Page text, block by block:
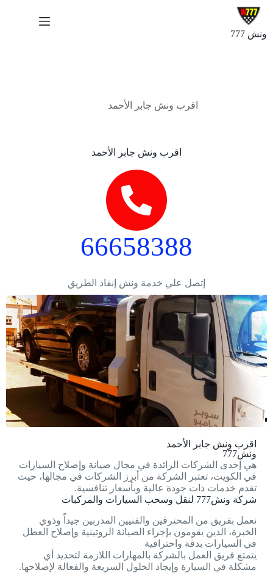
ونش 777
اقرب ونش جابر الأحمد
اقرب ونش جابر الأحمد
66658388
إتصل علي خدمة ونش إنقاذ الطريق
اقرب ونش جابر الأحمد
ونش777
هي إحدى الشركات الرائدة في مجال صيانة وإصلاح السيارات
في الكويت، تعتبر الشركة من أبرز الشركات في مجالها، حيث
تقدم خدمات ذات جودة عالية وبأسعار تنافسية.
شركة ونش777 لنقل وسحب السيارات والمركبات
نعمل بفريق من المحترفين والفنيين المدربين جيداً وذوي
الخبرة، الذين يقومون بإجراء الصيانة الروتينية وإصلاح العطل
في السيارات بدقة واحترافية
يتمتع فريق العمل بالشركة بالمهارات اللازمة لتحديد أي
مشكلة في السيارة وإيجاد الحلول السريعة والفعالة لإصلاحها.